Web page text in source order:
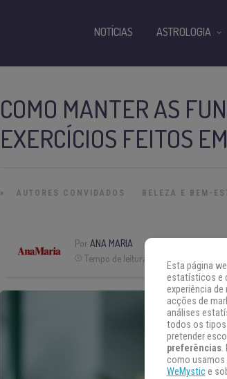
COMO MANTER AS
EXERCÍCIOS FEITOS
» AUTORES CONVIDADOS BELEZA E BEM-
PorANA MARIA
Tempo de leitura:
NOTÍCIAS ASTROLOGIA
Esta página
estatísticos e
experiência
acções de
análises
todos os tipos
pretender
preferências.
como usamos
WeMystice